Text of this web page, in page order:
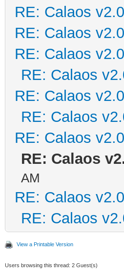
RE: Calaos
RE: Calaos
RE: Calaos
RE: Calaos
RE: Calaos
RE: Calaos
RE: Calaos
RE: Calaos
AM
RE: Calaos
RE: Calaos
View a Printable Version
Users browsing this thread: 2 Guest(s)